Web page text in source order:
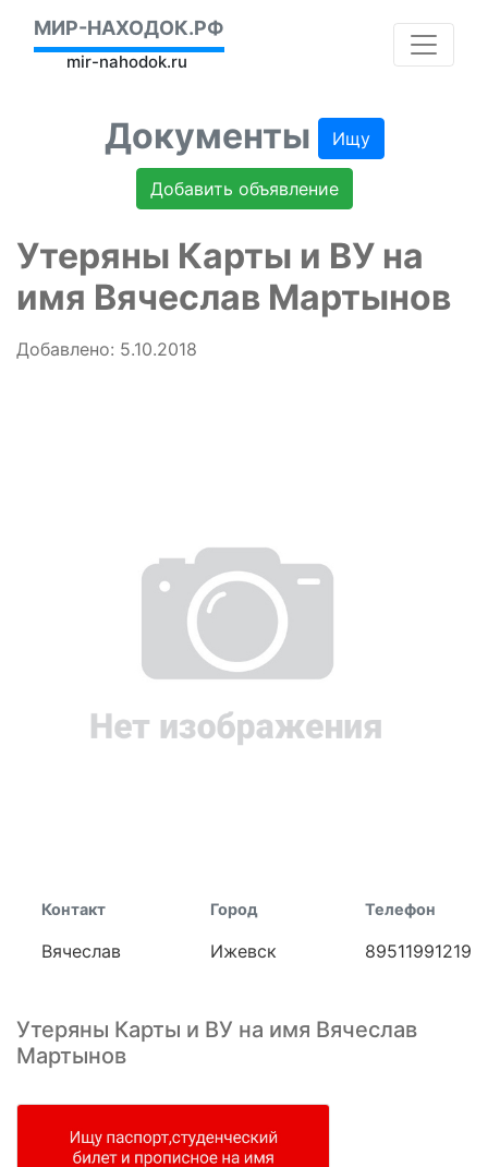
МИР-НАХОДОК.РФ
mir-nahodok.ru
Документы Ищу
Добавить объявление
Утеряны Карты и ВУ на
имя Вячеслав Мартынов
Добавлено: 5.10.2018
Контакт
Вячеслав
Город
Ижевск
Телефон
89511991219
Утеряны Карты и ВУ на имя Вячеслав
Мартынов